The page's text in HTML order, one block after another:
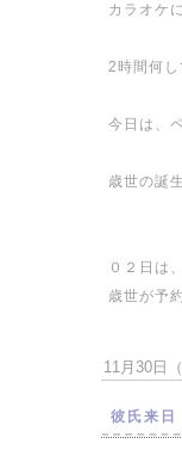
カラオケ
2時間何
今日は、
歳世の誕
０２日は
歳世が予
11月30日
彼氏来日